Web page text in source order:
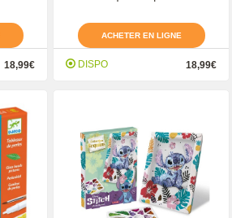
18,99€
ACHETER EN LIGNE
DISPO 18,99€